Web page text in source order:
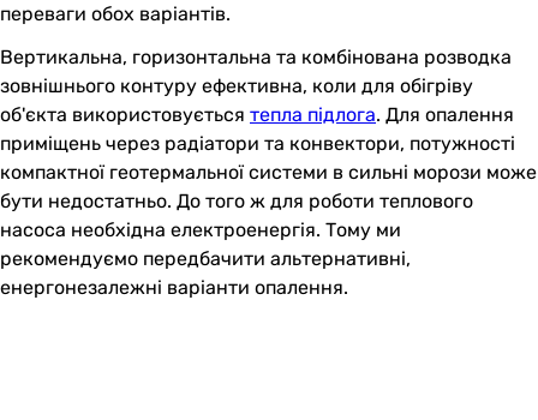
переваги обох варіантів.
Вертикальна, горизонтальна та комбінована розводка
зовнішнього контуру ефективна, коли для обігріву
об'єкта використовується тепла підлога. Для опалення
приміщень через радіатори та конвектори, потужності
компактної геотермальної системи в сильні морози може
бути недостатньо. До того ж для роботи теплового
насоса необхідна електроенергія. Тому ми
рекомендуємо передбачити альтернативні,
енергонезалежні варіанти опалення.